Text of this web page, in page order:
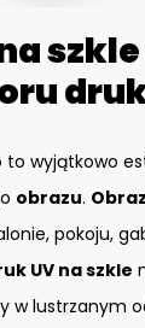
to wyjątkowo
obrazu.
pokoju,
UV na szkle
w lustrzanym